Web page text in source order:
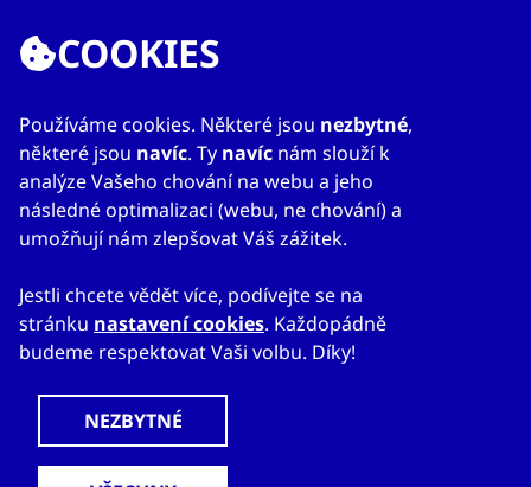
ODKAZY
O nás
Zahraniční kanceláře
Služby
Kontakty
© 2023
Mapa webu
COOKIES
Používáme cookies. Některé jsou nezbytné,
některé jsou navíc. Ty navíc nám slouží k
analýze Vašeho chování na webu a jeho
následné optimalizaci (webu, ne chování) a
umožňují nám zlepšovat Váš zážitek.
Jestli chcete vědět více, podívejte se na
stránku nastavení cookies. Každopádně
budeme respektovat Vaši volbu. Díky!